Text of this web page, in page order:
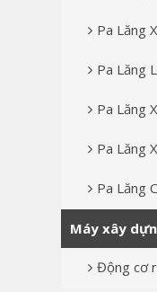
Pa Lăng
Pa Lăng
Pa Lăng
Pa Lăng
Pa Lăng
Máy xây
Động cơ